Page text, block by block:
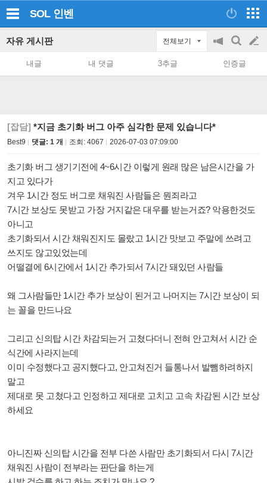
SOL 인벤
자유 게시판 전체보기
공
on/off
검
색
글
쓰
내글 내 댓글 3추글 인증글
[잡담] *지금 초기화 버그 아주 심각한 문제 있습니다*
Best9 댓글: 1 개 조회: 4067 2026-07-03 07:09:00
초기화 버그 생기기전에 4~6시간 이렇게 원래 많은 남은시간을 가
지고 있다가
겨우 1시간 정도 버그로 채워진 사람들은 뭔죄라고
7시간 보상도 못받고 가장 거지같은 대우를 받는거죠? 악용한것도
아니고
초기화되서 시간 채워진지도 몰랐고 1시간 맛보고 주말에 쓰려고
쓰지도 않고있었는데
어떨결에 6시간에서 1시간 추가되서 7시간 돼있던 사람들
왜 그사람들만 1시간 추가 보상이 된거고 나머지는 7시간 보상이 되
는 꼴을 만드나요
그리고 신의탑 시간 차감되는거 고쳤다더니 전혀 안고쳐서 시간 순
식간에 사라지는데
이미 수정했다고 공지했다고, 안고쳐진거 들통나서 발뺌하려하지
말고
제대로 못 고쳤다고 인정하고 제대로 고치고 고속 차감된 시간 보상
하세요
아니진짜 신의탑 시간을 전부 다쓴 사람만 초기화되서 다시 7시간
채워진 사람이 전부라는 판단을 하는게